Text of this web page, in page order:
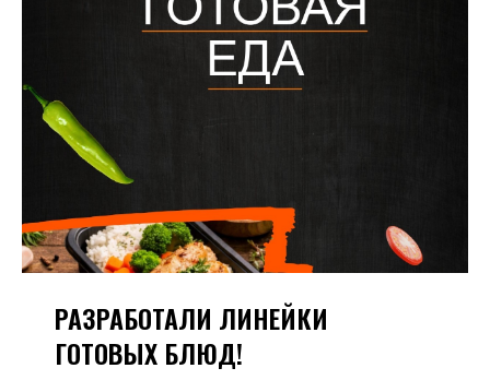
РАЗРАБОТАЛИ ЛИНЕЙКИ
ГОТОВЫХ БЛЮД!